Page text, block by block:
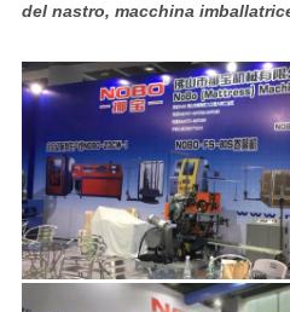
del nastro, macchina